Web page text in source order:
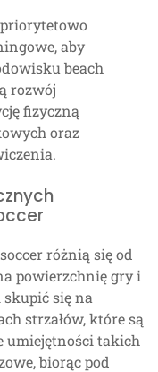
priorytetowo
aby
beach
rozwój
fizyczną
oraz
różnią się od
powierzchnię gry i
się na
strzałów, które są
umiejętności takich
biorąc pod